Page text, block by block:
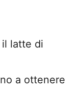
latte di
a ottenere